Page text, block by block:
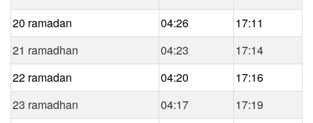
20 ramadan
04:26
17:11
21 ramadhan
04:23
17:14
22 ramadan
04:20
17:16
23 ramadhan
04:17
17:19